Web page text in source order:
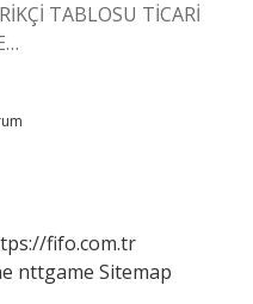
TABLOSU TİCARİ
fifo.com.tr
nttgame Sitemap